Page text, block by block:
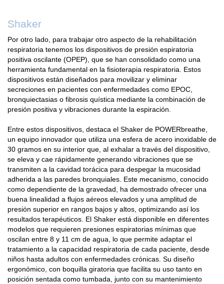
Shaker
Por otro lado, para trabajar otro aspecto de la rehabilitación
respiratoria tenemos los dispositivos de presión espiratoria
positiva oscilante (OPEP), que se han consolidado como una
herramienta fundamental en la fisioterapia respiratoria. Estos
dispositivos están diseñados para movilizar y eliminar
secreciones en pacientes con enfermedades como EPOC,
bronquiectasias o fibrosis quística mediante la combinación de
presión positiva y vibraciones durante la espiración.
Entre estos dispositivos, destaca el Shaker de POWERbreathe,
un equipo innovador que utiliza una esfera de acero inoxidable de
30 gramos en su interior que, al exhalar a través del dispositivo,
se eleva y cae rápidamente generando vibraciones que se
transmiten a la cavidad torácica para despegar la mucosidad
adherida a las paredes bronquiales. Este mecanismo, conocido
como dependiente de la gravedad, ha demostrado ofrecer una
buena linealidad a flujos aéreos elevados y una amplitud de
presión superior en rangos bajos y altos, optimizando así los
resultados terapéuticos. El Shaker está disponible en diferentes
modelos que requieren presiones espiratorias mínimas que
oscilan entre 8 y 11 cm de agua, lo que permite adaptar el
tratamiento a la capacidad respiratoria de cada paciente, desde
niños hasta adultos con enfermedades crónicas. Su diseño
ergonómico, con boquilla giratoria que facilita su uso tanto en
posición sentada como tumbada, junto con su mantenimiento